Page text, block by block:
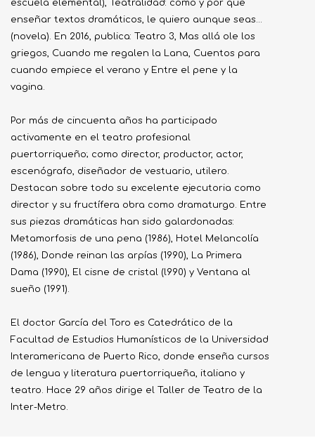
escuela elemental), Teatralidad: cómo y por que
enseñar textos dramáticos, le quiero aunque seas...
(novela). En 2016, publica: Teatro 3, Mas allá ole los
griegos, Cuando me regalen la Lana, Cuentos para
cuando empiece el verano y Entre el pene y la
vagina.
Por más de cincuenta años ha participado
activamente en el teatro profesional
puertorriqueño; como director, productor, actor,
escenógrafo, diseñador de vestuario, utilero.
Destacan sobre todo su excelente ejecutoria como
director y su fructífera obra como dramaturgo. Entre
sus piezas dramáticas han sido galardonadas:
Metamorfosis de una pena (1986), Hotel Melancolía
(1986), Donde reinan las arpías (1990), La Primera
Dama (1990), El cisne de cristal (l990) y Ventana al
sueño (1991).
El doctor García del Toro es Catedrático de la
Facultad de Estudios Humanísticos de la Universidad
Interamericana de Puerto Rico, donde enseña cursos
de lengua y literatura puertorriqueña, italiano y
teatro. Hace 29 años dirige el Taller de Teatro de la
Inter-Metro.